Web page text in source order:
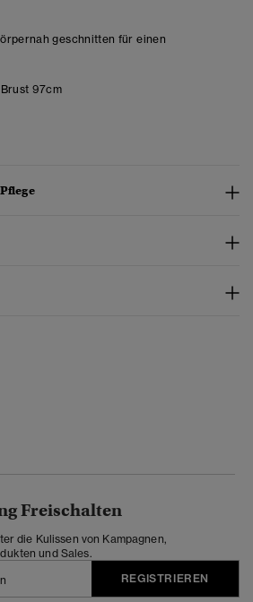
geschnitten für einen
97cm
Freischalten
die Kulissen von Kampagnen,
und Sales.
REGISTRIEREN